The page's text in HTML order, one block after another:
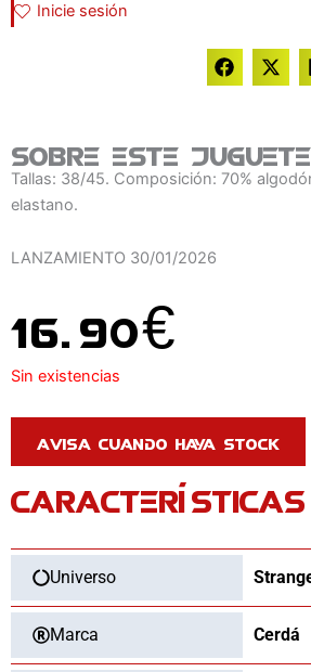
Inicie sesión
Sobre este juguete
Tallas: 38/45. Composición: 70%
elastano.
LANZAMIENTO 30/01/2026
16.90€
Sin existencias
CARACTERÍSTICAS
Universo
Marca Cerdá